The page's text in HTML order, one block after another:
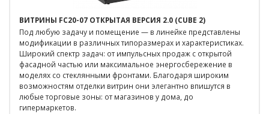
ВИТРИНЫ FC20-07 ОТКРЫТАЯ ВЕРСИЯ 2.0 (CUBE 2)
Под любую задачу и помещение — в линейке представлены
модификации в различных типоразмерах и характеристиках.
Широкий спектр задач: от импульсных продаж с открытой
фасадной частью или максимальное энергосбережение в
моделях со стеклянными фронтами. Благодаря широким
возможностям отделки витрин они элегантно впишутся в
любые торговые зоны: от магазинов у дома, до
гипермаркетов.